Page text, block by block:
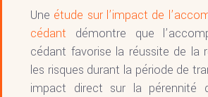
Une étude sur l’impact de
cédant démontre que
cédant favorise la réussite de la
les risques durant la période de
impact direct sur la pérennité